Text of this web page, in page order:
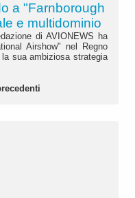
a "Farnborough
e multidominio
di AVIONEWS ha
Airshow" nel Regno
sua ambiziosa strategia